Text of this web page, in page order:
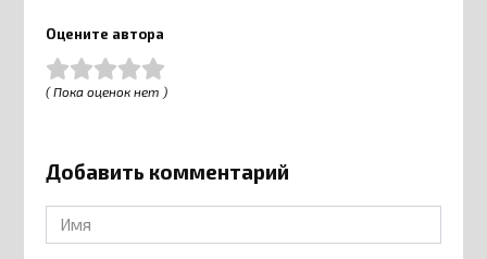
Оцените автора
( Пока оценок нет )
Добавить комментарий
Имя
*